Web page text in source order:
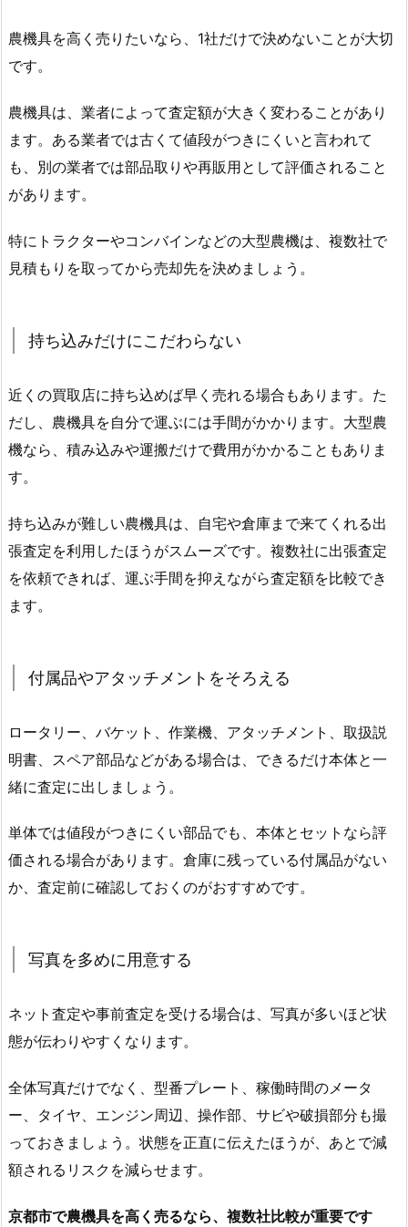
農機具を高く売りたいなら、1社だけで決めないことが大切
です。
農機具は、業者によって査定額が大きく変わることがあり
ます。ある業者では古くて値段がつきにくいと言われて
も、別の業者では部品取りや再販用として評価されること
があります。
特にトラクターやコンバインなどの大型農機は、複数社で
見積もりを取ってから売却先を決めましょう。
持ち込みだけにこだわらない
近くの買取店に持ち込めば早く売れる場合もあります。た
だし、農機具を自分で運ぶには手間がかかります。大型農
機なら、積み込みや運搬だけで費用がかかることもありま
す。
持ち込みが難しい農機具は、自宅や倉庫まで来てくれる出
張査定を利用したほうがスムーズです。複数社に出張査定
を依頼できれば、運ぶ手間を抑えながら査定額を比較でき
ます。
付属品やアタッチメントをそろえる
ロータリー、バケット、作業機、アタッチメント、取扱説
明書、スペア部品などがある場合は、できるだけ本体と一
緒に査定に出しましょう。
単体では値段がつきにくい部品でも、本体とセットなら評
価される場合があります。倉庫に残っている付属品がない
か、査定前に確認しておくのがおすすめです。
写真を多めに用意する
ネット査定や事前査定を受ける場合は、写真が多いほど状
態が伝わりやすくなります。
全体写真だけでなく、型番プレート、稼働時間のメータ
ー、タイヤ、エンジン周辺、操作部、サビや破損部分も撮
っておきましょう。状態を正直に伝えたほうが、あとで減
額されるリスクを減らせます。
京都市で農機具を高く売るなら、複数社比較が重要です